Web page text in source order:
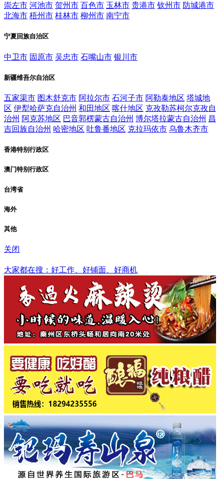
崇左市 河池市 贺州市 百色市 玉林市 贵港市 钦州市 防城港市
北海市 梧州市 桂林市 柳州市 南宁市
宁夏回族自治区
中卫市 固原市 吴忠市 石嘴山市 银川市
新疆维吾尔自治区
五家渠市 图木舒克市 阿拉尔市 石河子市 阿勒泰地区 塔城地
区 伊犁哈萨克自治州 和田地区 喀什地区 克孜勒苏柯尔克孜自
治州 阿克苏地区 巴音郭楞蒙古自治州 博尔塔拉蒙古自治州 昌
吉回族自治州 哈密地区 吐鲁番地区 克拉玛依市 乌鲁木齐市
香港特别行政区
澳门特别行政区
台湾省
海外
其他
关闭
大家都在搜：好工作、好铺面、好商机